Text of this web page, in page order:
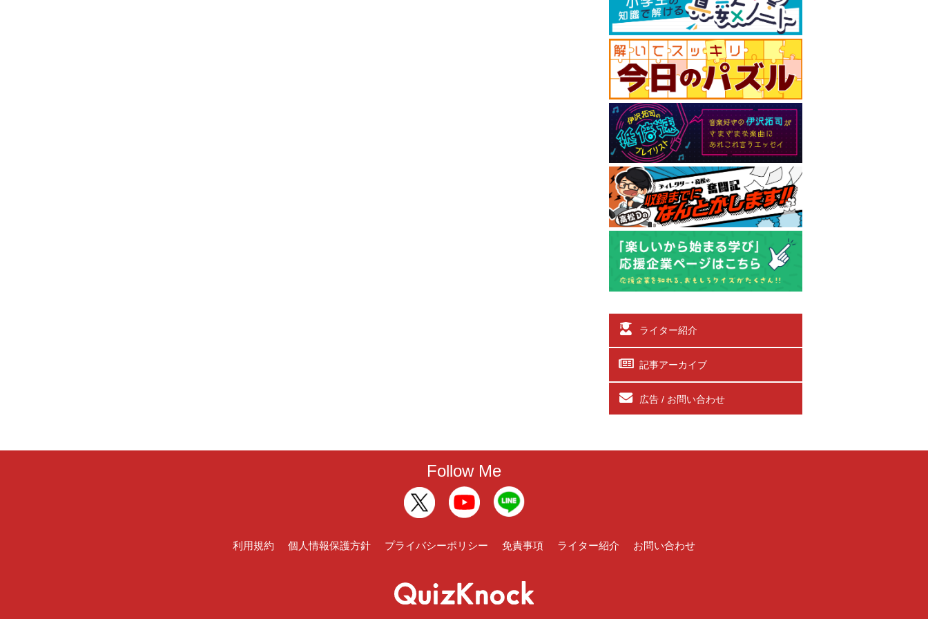
ライター紹介
記事アーカイブ
広告 / お問い合わせ
Follow Me
利用規約 個人情報保護方針 プライバシーポリシー 免責事項 ライター紹介 お問い合わせ